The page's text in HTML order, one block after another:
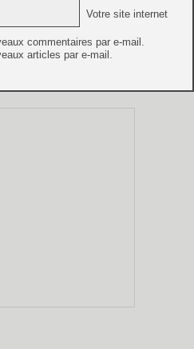
Votre site internet
commentaires par e-mail.
articles par e-mail.